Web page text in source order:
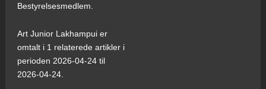
Bestyrelsesmedlem.
Art Junior Lakhampui er
omtalt i 1 relaterede artikler i
perioden 2026-04-24 til
2026-04-24.